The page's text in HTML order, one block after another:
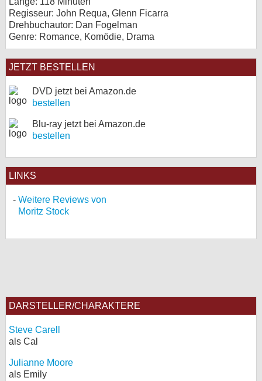
Regisseur: John Requa, Glenn Ficarra
Drehbuchautor: Dan Fogelman
Genre: Romance, Komödie, Drama
JETZT BESTELLEN
DVD jetzt bei Amazon.de
bestellen
Blu-ray jetzt bei Amazon.de
bestellen
LINKS
Weitere Reviews von
Moritz Stock
DARSTELLER/CHARAKTERE
Steve Carell
als Cal
Julianne Moore
als Emily